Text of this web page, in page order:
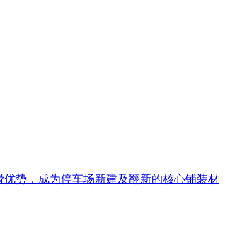
势，成为停车场新建及翻新的核心铺装材